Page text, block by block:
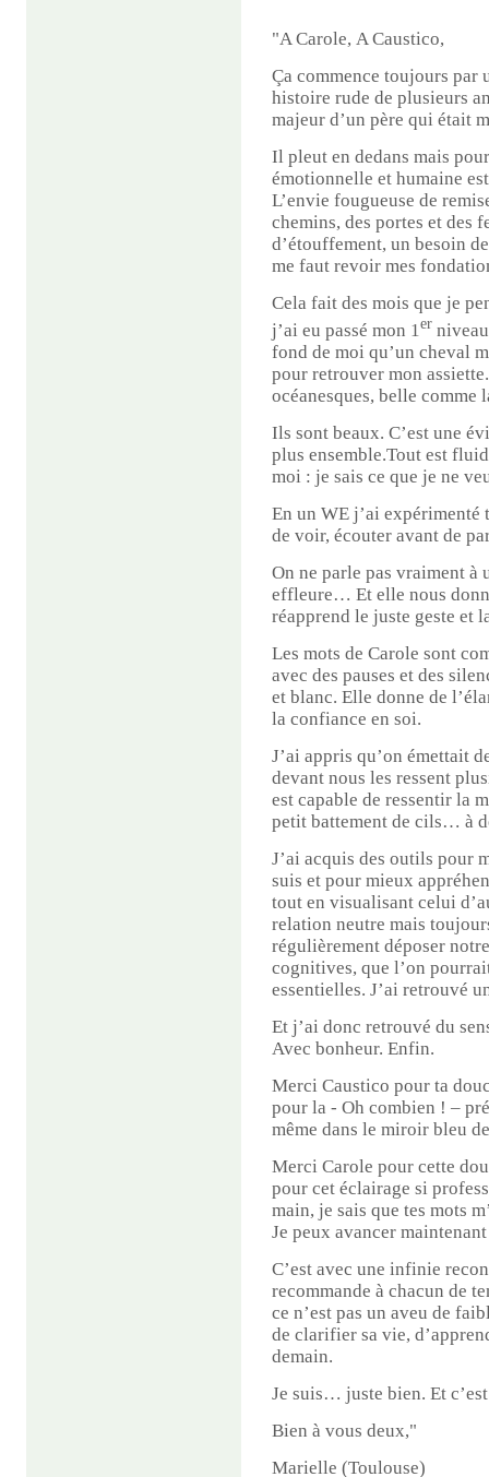
"A Carole, A Caustico,
Ça commence toujours
histoire rude de plusieurs
majeur d’un père qui était
Il pleut en dedans mais
émotionnelle et humaine
L’envie fougueuse de
chemins, des portes et des
d’étouffement, un besoin
me faut revoir mes
Cela fait des mois que je
j’ai eu passé mon 1er
fond de moi qu’un cheval
pour retrouver mon
océanesques, belle
Ils sont beaux. C’est une
plus ensemble.Tout est
moi : je sais ce que je ne
En un WE j’ai expérimenté
de voir, écouter avant de
On ne parle pas vraiment
effleure… Et elle nous
réapprend le juste geste
Les mots de Carole sont
avec des pauses et des
et blanc. Elle donne de
la confiance en soi.
J’ai appris qu’on émettait
devant nous les ressent
est capable de ressentir la
petit battement de cils… à
J’ai acquis des outils pour
suis et pour mieux
tout en visualisant celui
relation neutre mais
régulièrement déposer
cognitives, que l’on
essentielles. J’ai retrouvé
Et j’ai donc retrouvé du
Avec bonheur. Enfin.
Merci Caustico pour ta
pour la - Oh combien ! –
même dans le miroir bleu
Merci Carole pour cette
pour cet éclairage si
main, je sais que tes mots
Je peux avancer
C’est avec une infinie
recommande à chacun de
ce n’est pas un aveu de
de clarifier sa vie,
demain.
Je suis… juste bien. Et
Bien à vous deux,"
Marielle (Toulouse)